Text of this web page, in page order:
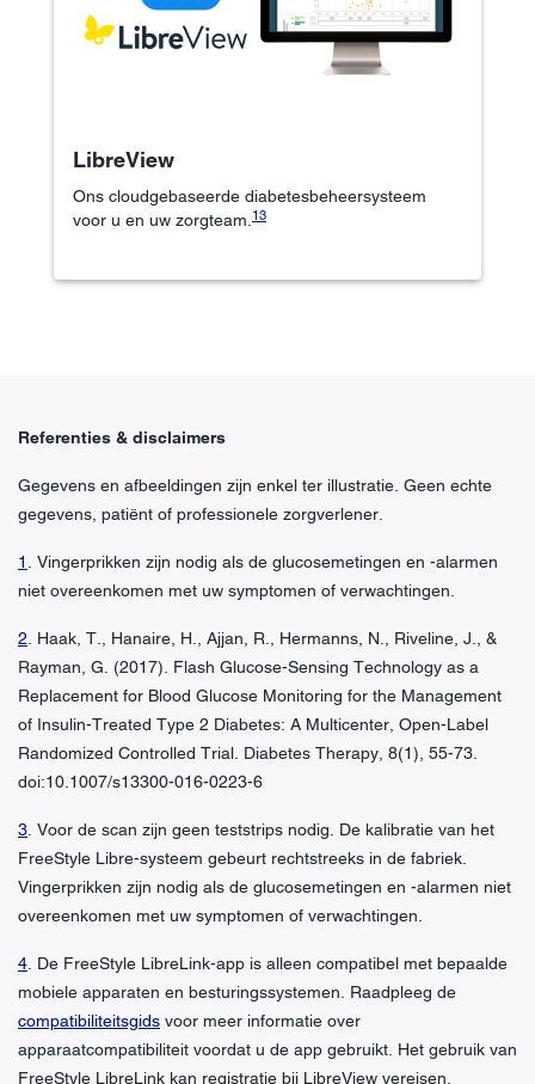
LibreView
Ons cloudgebaseerde diabetesbeheersysteem
voor u en uw zorgteam. 13
Referenties & disclaimers
Gegevens en afbeeldingen zijn enkel ter illustratie. Geen echte
gegevens, patiënt of professionele zorgverlener.
1
. Vingerprikken zijn nodig als de glucosemetingen en -alarmen
niet overeenkomen met uw symptomen of verwachtingen.
2 . Haak, T., Hanaire, H., Ajjan, R., Hermanns, N., Riveline, J., &
Rayman, G. (2017). Flash Glucose-Sensing Technology as a
Replacement for Blood Glucose Monitoring for the Management
of Insulin-Treated Type 2 Diabetes: A Multicenter, Open-Label
Randomized Controlled Trial. Diabetes Therapy, 8(1), 55-73.
doi:10.1007/s13300-016-0223-6
3 . Voor de scan zijn geen teststrips nodig. De kalibratie van het
FreeStyle Libre-systeem gebeurt rechtstreeks in de fabriek.
Vingerprikken zijn nodig als de glucosemetingen en -alarmen niet
overeenkomen met uw symptomen of verwachtingen.
4 . De FreeStyle LibreLink-app is alleen compatibel met bepaalde
mobiele apparaten en besturingssystemen. Raadpleeg de
compatibiliteitsgids voor meer informatie over
apparaatcompatibiliteit voordat u de app gebruikt. Het gebruik van
FreeStyle LibreLink kan registratie bij LibreView vereisen.